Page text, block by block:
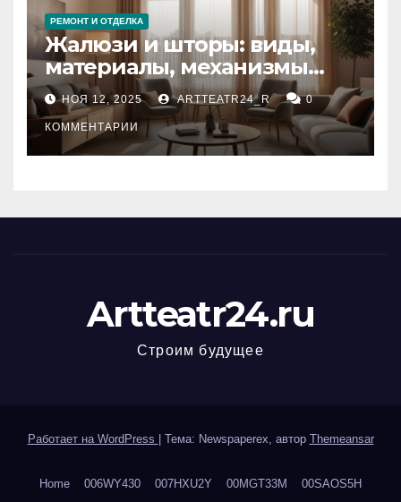
РЕМОНТ И ОТДЕЛКА
Жалюзи и шторы: виды,
материалы, механизмы
управления и уход
НОЯ 12, 2025 ARTTEATR24_R 0
КОММЕНТАРИИ
Artteatr24.ru
Строим будущее
Работает на WordPress Тема: Newspaperex, автор Themeansar
Home 006WY430 007HXU2Y 00MGT33M 00SAOS5H